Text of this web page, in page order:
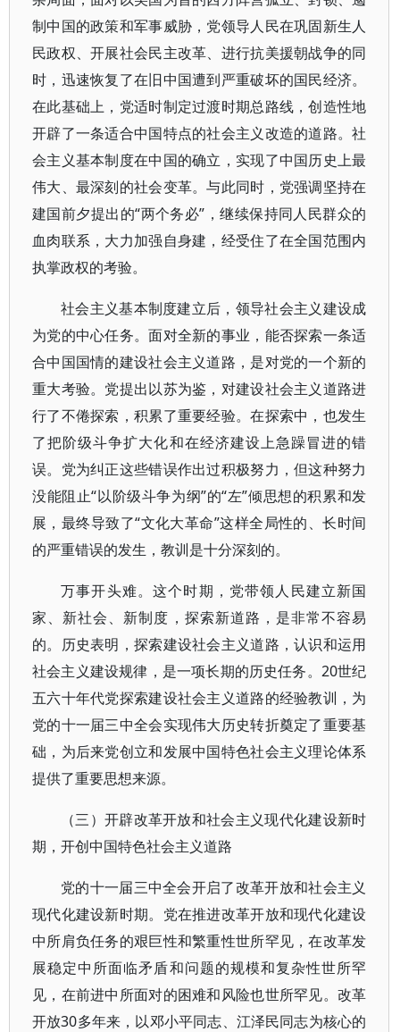
制中国的政策和军事威胁，党领导人民在巩固新生人
民政权、开展社会民主改革、进行抗美援朝战争的同
时，迅速恢复了在旧中国遭到严重破坏的国民经济。
在此基础上，党适时制定过渡时期总路线，创造性地
开辟了一条适合中国特点的社会主义改造的道路。社
会主义基本制度在中国的确立，实现了中国历史上最
伟大、最深刻的社会变革。与此同时，党强调坚持在
建国前夕提出的“两个务必”，继续保持同人民群众的
血肉联系，大力加强自身建，经受住了在全国范围内
执掌政权的考验。
社会主义基本制度建立后，领导社会主义建设成
为党的中心任务。面对全新的事业，能否探索一条适
合中国国情的建设社会主义道路，是对党的一个新的
重大考验。党提出以苏为鉴，对建设社会主义道路进
行了不倦探索，积累了重要经验。在探索中，也发生
了把阶级斗争扩大化和在经济建设上急躁冒进的错
误。党为纠正这些错误作出过积极努力，但这种努力
没能阻止“以阶级斗争为纲”的“左”倾思想的积累和发
展，最终导致了“文化大革命”这样全局性的、长时间
的严重错误的发生，教训是十分深刻的。
万事开头难。这个时期，党带领人民建立新国
家、新社会、新制度，探索新道路，是非常不容易
的。历史表明，探索建设社会主义道路，认识和运用
社会主义建设规律，是一项长期的历史任务。20世纪
五六十年代党探索建设社会主义道路的经验教训，为
党的十一届三中全会实现伟大历史转折奠定了重要基
础，为后来党创立和发展中国特色社会主义理论体系
提供了重要思想来源。
（三）开辟改革开放和社会主义现代化建设新时
期，开创中国特色社会主义道路
党的十一届三中全会开启了改革开放和社会主义
现代化建设新时期。党在推进改革开放和现代化建设
中所肩负任务的艰巨性和繁重性世所罕见，在改革发
展稳定中所面临矛盾和问题的规模和复杂性世所罕
见，在前进中所面对的困难和风险也世所罕见。改革
开放30多年来，以邓小平同志、江泽民同志为核心的